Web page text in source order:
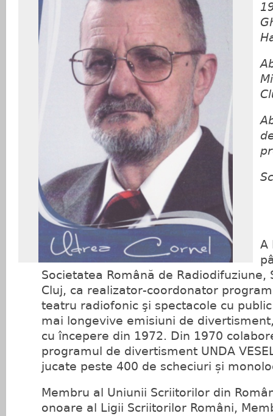
A
Societatea Română de Radiodifuziune,
Cluj, ca realizator‑coor­donator
teatru radiofonic şi spectacole cu
mai longevive emisiuni de
cu începere din 1972. Din 1970
programul de divertisment UNDA
jucate peste 400 de scheciuri și
Membru al Uniunii Scriitorilor din
onoare al Ligii Scriitorilor Români,